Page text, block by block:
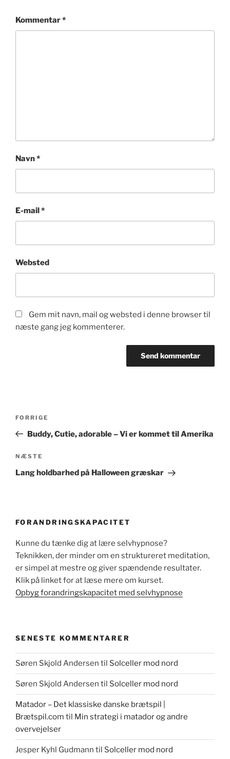
Kommentar*
Navn*
E-mail*
Websted
Gem mit navn, mail og websted i denne browser til
næste gang jeg kommenterer.
Forrige
indlæg
FORRIGE
Buddy, Cutie, adorable – Vi er kommet til Amerika
Næste
indlæg
NÆSTE
Lang holdbarhed på Halloween græskar
FORANDRINGSKAPACITET
Kunne du tænke dig at lære selvhypnose?
Teknikken, der minder om en struktureret meditation,
er simpel at mestre og giver spændende resultater.
Klik på linket for at læse mere om kurset.
Opbyg forandringskapacitet med selvhypnose
SENESTE KOMMENTARER
Søren Skjold Andersen til Solceller mod nord
Søren Skjold Andersen til Solceller mod nord
Matador – Det klassiske danske brætspil |
Brætspil.com til Min strategi i matador og andre
overvejelser
Jesper Kyhl Gudmann til Solceller mod nord